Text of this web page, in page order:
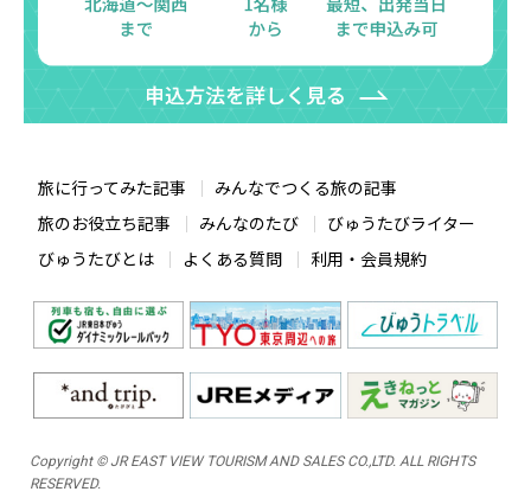
旅に行ってみた記事
みんなでつくる旅の記事
旅のお役立ち記事
みんなのたび
びゅうたびライター
びゅうたびとは
よくある質問 利用・会員規約
Copyright © JR EAST VIEW TOURISM AND SALES CO.,LTD. ALL RIGHTS
RESERVED.